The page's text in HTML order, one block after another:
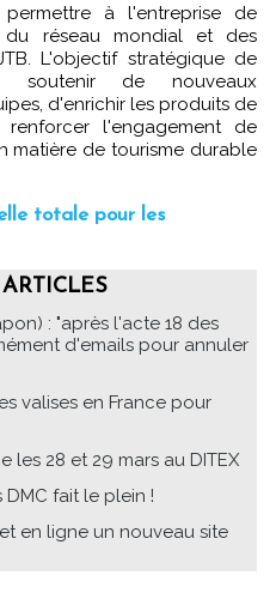
à l'entreprise de
du réseau mondial et des
L'objectif stratégique de
de nouveaux
d'enrichir les produits de
l'engagement de
matière de tourisme durable
totale pour les
: "après l'acte 18 des
d'emails pour annuler
valises en France pour
les 28 et 29 mars au DITEX
DMC fait le plein !
en ligne un nouveau site